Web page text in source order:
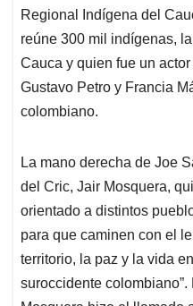
Regional Indígena del
reúne 300 mil indígenas,
Cauca y quien fue un
Gustavo Petro y Francia
colombiano.
La mano derecha de Joe
del Cric, Jair Mosquera,
orientado a distintos
para que caminen con el
territorio, la paz y la vida
suroccidente